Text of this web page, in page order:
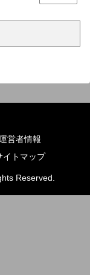
営者情報
イトマップ
Reserved.